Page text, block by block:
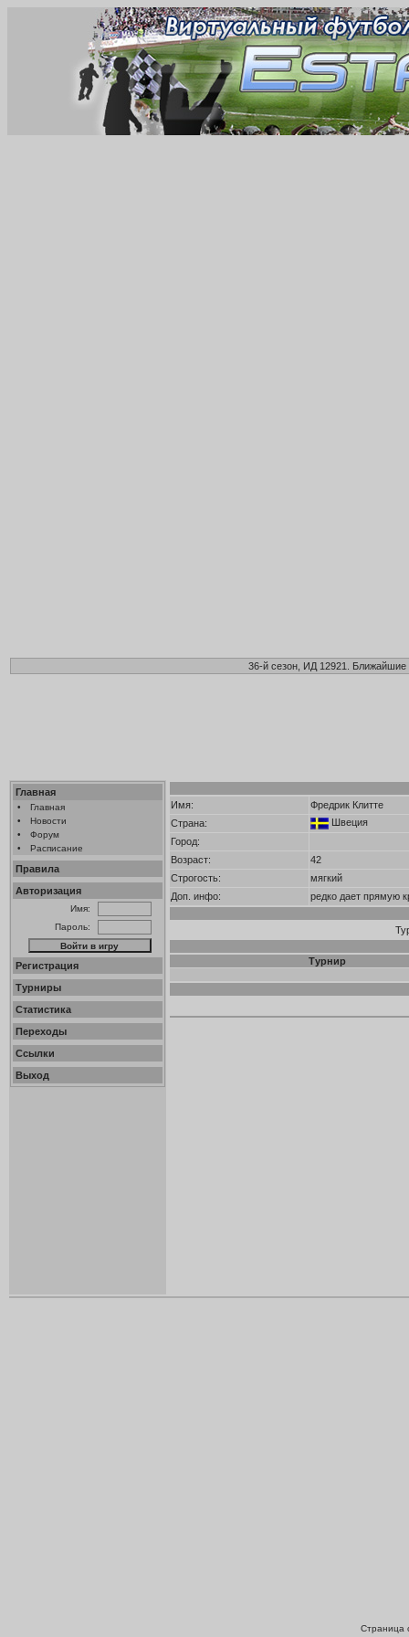
36-й сезон, ИД 12921.
Главная
•
Главная
•
Новости
•
Форум
•
Расписание
Правила
Авторизация
Имя:
Пароль:
Регистрация
Турниры
Статистика
Переходы
Ссылки
Выход
Имя:
Фредрик Клитте
Страна:
Швеция
Город:
Возраст:
42
Строгость:
мягкий
Доп. инфо:
редко дает прямую
Турнир
Страница